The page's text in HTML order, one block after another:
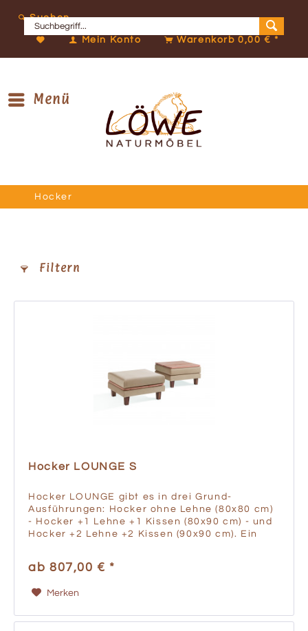
Suchen
Mein Konto Warenkorb0,00 € *
Menü
Hocker
Filtern
Hocker LOUNGE S
Hocker LOUNGE gibt es in drei Grund-
Ausführungen: Hocker ohne Lehne (80x80 cm)
- Hocker +1 Lehne +1 Kissen (80x90 cm) - und
Hocker +2 Lehne +2 Kissen (90x90 cm). Ein
ab 807,00 € *
Merken